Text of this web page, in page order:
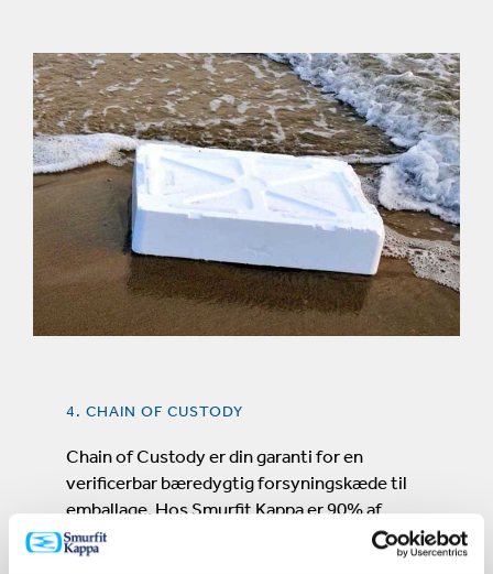
4. CHAIN OF CUSTODY
Chain of Custody er din garanti for en
verificerbar bæredygtig forsyningskæde til
emballage. Hos Smurfit Kappa er 90% af
kundeleverancerne FSC® og / eller PEFC ™
certificerede. Beviset for, at din kasse er